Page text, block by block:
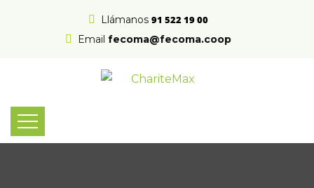
Llámanos 91 522 19 00
Email fecoma@fecoma.coop